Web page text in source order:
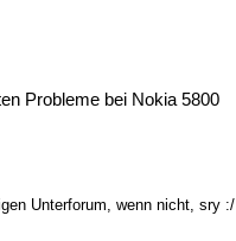
Probleme bei Nokia 5800
Unterforum, wenn nicht, sry :/